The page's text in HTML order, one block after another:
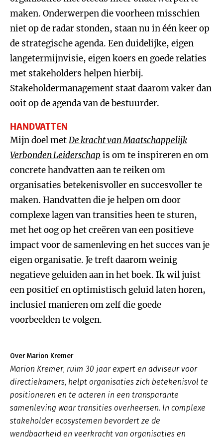
maken. Onderwerpen die voorheen misschien
niet op de radar stonden, staan nu in één keer op
de strategische agenda. Een duidelijke, eigen
langetermijnvisie, eigen koers en goede relaties
met stakeholders helpen hierbij.
Stakeholdermanagement staat daarom vaker dan
ooit op de agenda van de bestuurder.
HANDVATTEN
Mijn doel metDe kracht van Maatschappelijk
Verbonden Leiderschap is om te inspireren en om
concrete handvatten aan te reiken om
organisaties betekenisvoller en succesvoller te
maken. Handvatten die je helpen om door
complexe lagen van transities heen te sturen,
met het oog op het creëren van een positieve
impact voor de samenleving en het succes van je
eigen organisatie. Je treft daarom weinig
negatieve geluiden aan in het boek. Ik wil juist
een positief en optimistisch geluid laten horen,
inclusief manieren om zelf die goede
voorbeelden te volgen.
Over Marion Kremer
Marion Kremer, ruim 30 jaar expert en adviseur voor
directiekamers, helpt organisaties zich betekenisvol te
positioneren en te acteren in een transparante
samenleving waar transities overheersen. In complexe
stakeholder ecosystemen bevordert ze de
wendbaarheid en veerkracht van organisaties en